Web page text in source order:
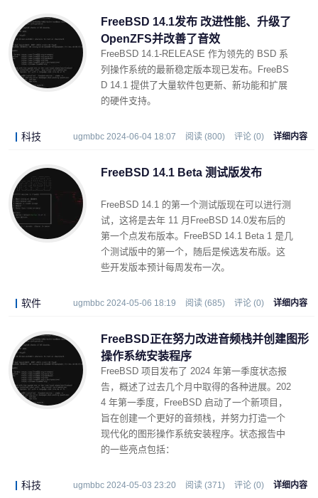
FreeBSD 14.1发布 改进性能、升级了
OpenZFS并改善了音效
FreeBSD 14.1-RELEASE 作为领先的 BSD 系
列操作系统的最新稳定版本现已发布。FreeBS
D 14.1 提供了大量软件包更新、新功能和扩展
的硬件支持。
科技 ugmbbc 2024-06-04 18:07 阅读 (800) 评论 (0) 详细内容
FreeBSD 14.1 Beta 测试版发布
FreeBSD 14.1 的第一个测试版现在可以进行测
试，这将是去年 11 月FreeBSD 14.0发布后的
第一个点发布版本。FreeBSD 14.1 Beta 1 是几
个测试版中的第一个，随后是候选发布版。这
些开发版本预计每周发布一次。
软件 ugmbbc 2024-05-06 18:19 阅读 (685) 评论 (0) 详细内容
FreeBSD正在努力改进音频栈并创建图形
操作系统安装程序
FreeBSD 项目发布了 2024 年第一季度状态报
告，概述了过去几个月中取得的各种进展。202
4 年第一季度，FreeBSD 启动了一个新项目，
旨在创建一个更好的音频栈，并努力打造一个
现代化的图形操作系统安装程序。状态报告中
的一些亮点包括：
科技 ugmbbc 2024-05-03 23:20 阅读 (371) 评论 (0) 详细内容